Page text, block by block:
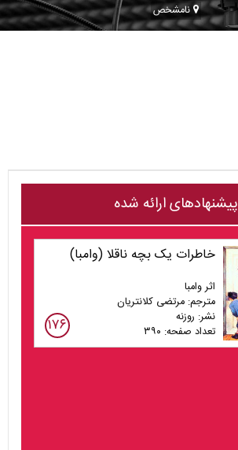
نامشخص
پیشنهادهای ارائه شده
خاطرات یک بچه ناقلا (وامبا)
اثر وامبا
مترجم: مرتضی کلانتریان
نشر: روزنه
تعداد صفحه: ۳۹۰
۱۷۶